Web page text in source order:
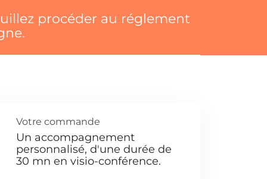
procéder au réglement
Votre commande
Un accompagnement
personnalisé, d'une durée de
30 mn en visio-conférence.